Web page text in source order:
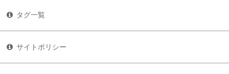
タグ一覧
サイトポリシー